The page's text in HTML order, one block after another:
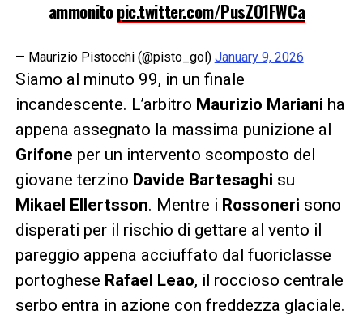
ammonitopic.twitter.com/PusZO1FWCa
— Maurizio Pistocchi (@pisto_gol) January 9, 2026
Siamo al minuto 99, in un finale
incandescente. L’arbitro Maurizio Mariani ha
appena assegnato la massima punizione al
Grifone per un intervento scomposto del
giovane terzino Davide Bartesaghi su
Mikael Ellertsson. Mentre i Rossoneri sono
disperati per il rischio di gettare al vento il
pareggio appena acciuffato dal fuoriclasse
portoghese Rafael Leao, il roccioso centrale
serbo entra in azione con freddezza glaciale.